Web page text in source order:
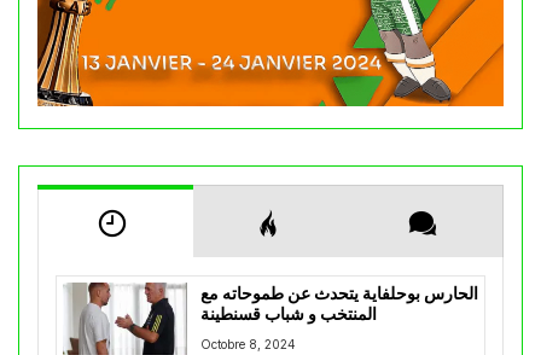
الحارس بوحلفاية يتحدث عن طموحاته مع
المنتخب و شباب قسنطينة
Octobre 8, 2024